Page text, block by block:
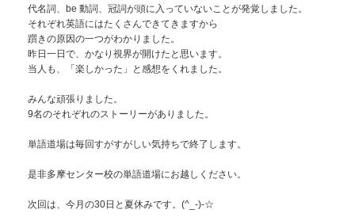
代名詞、be 動詞、冠詞が頭に入っていないことが発覚しました。
それぞれ英語にはたくさんできてきますから
躓きの原因の一つがわかりました。
昨日一日で、かなり視界が開けたと思います。
当人も、「楽しかった」と感想をくれました。
みんな頑張りました。
9名のそれぞれのストーリーがありました。
単語道場は毎回すがすがしい気持ちで終了します。
是非多摩センター校の単語道場にお越しください。
次回は、今月の30日と夏休みです。(^_-)-☆